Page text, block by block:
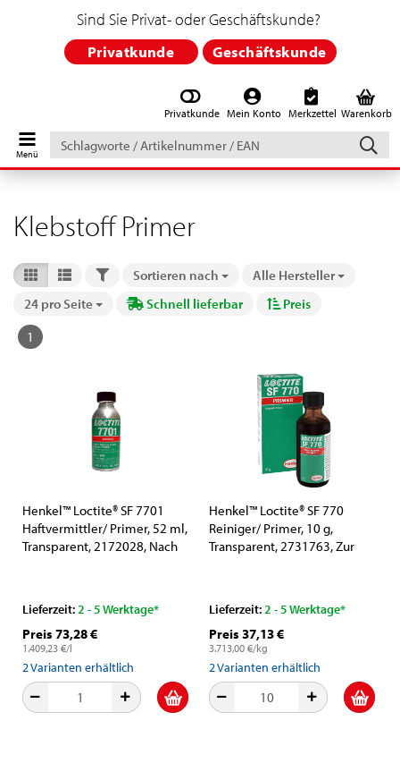
Privatkunde Mein Konto Merkzettel Warenkorb
Schlagworte
/
Artikelnummer
EAN
Sind Sie Privat- oder Geschäftskunde?
Privatkunde Geschäftskunde
Klebstoff Primer
FILTERSortieren nach
Sortieren nach
Alle Hersteller
24 pro Seite
pro Seite Schnell lieferbar
Preis
1
Henkel™ Loctite® SF 7701
Haftvermittler/ Primer, 52 ml,
Transparent, 2172028, Nach
Lieferzeit:2 - 5 Werktage*
Preis 73,28 €
1.409,23 €/l
2Varianten erhältlich
Henkel™ Loctite® SF 770
Reiniger/ Primer, 10 g,
Transparent, 2731763, Zur
Lieferzeit:2 - 5 Werktage*
Preis 37,13 €
3.713,00 €/kg
2Varianten erhältlich